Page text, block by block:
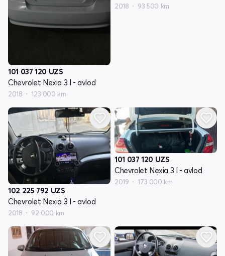
101 037 120 UZS
Chevrolet Nexia 3 I - avlod
2018 123 000 km
2018 93 500 km
102 225 792 UZS
Chevrolet Nexia 3 I - avlod
2018 92 000 km
101 037 120 UZS
Chevrolet Nexia 3 I - avlod
2019 173 000 km